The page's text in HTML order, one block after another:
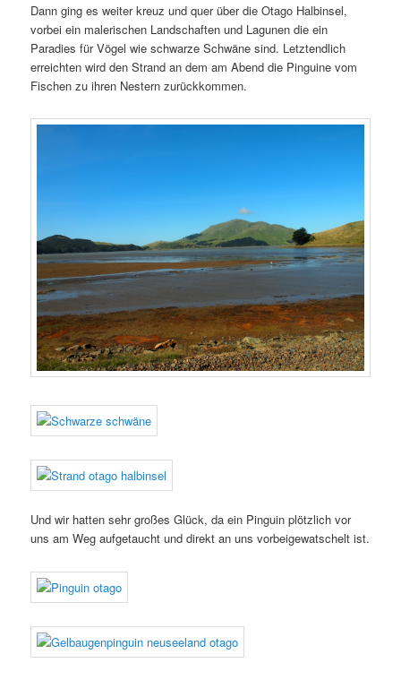
Dann ging es weiter kreuz und quer über die Otago Halbinsel,
vorbei ein malerischen Landschaften und Lagunen die ein
Paradies für Vögel wie schwarze Schwäne sind. Letztendlich
erreichten wird den Strand an dem am Abend die Pinguine vom
Fischen zu ihren Nestern zurückkommen.
Und wir hatten sehr großes Glück, da ein Pinguin plötzlich vor
uns am Weg aufgetaucht und direkt an uns vorbeigewatschelt ist.